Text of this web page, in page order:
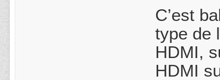
C’est
type de
HDMI,
HDMI